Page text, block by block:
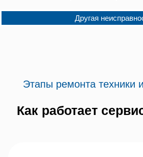
Другая
Этапы ремонта техники
Как работает